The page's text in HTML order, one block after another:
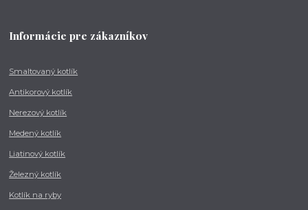
Informácie pre zákazníkov
Smaltovaný kotlík
Antikorový kotlík
Nerezový kotlík
Medený kotlík
Liatinový kotlík
Železný kotlík
Kotlík na ryby